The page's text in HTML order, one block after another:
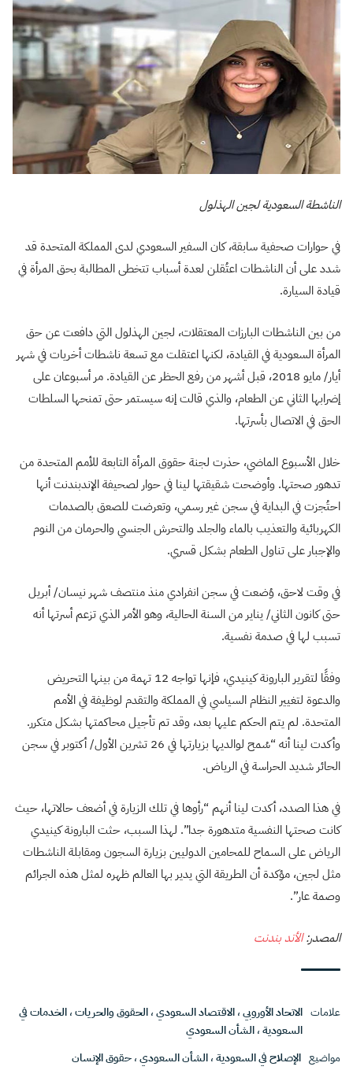
الناشطة السعودية لجين الهذلول
في حوارات صحفية سابقة، كان السفير السعودي لدى المملكة المتحدة قد
شدد على أن الناشطات اعتُقلن لعدة أسباب تتخطى المطالبة بحق المرأة في
قيادة السيارة.
من بين الناشطات البارزات المعتقلات، لجين الهذلول التي دافعت عن حق
المرأة السعودية في القيادة، لكنها اعتقلت مع تسعة ناشطات أخريات في شهر
أيار/ مايو 2018، قبل أشهر من رفع الحظر عن القيادة. مر أسبوعان على
إضرابها الثاني عن الطعام، والذي قالت إنه سيستمر حتى تمنحها السلطات
الحق في الاتصال بأسرتها.
خلال الأسبوع الماضي، حذرت لجنة حقوق المرأة التابعة للأمم المتحدة من
تدهور صحتها. وأوضحت شقيقتها لينا في حوار لصحيفة الإندبندنت أنها
احتُجزت في البداية في سجن غير رسمي، وتعرضت للصعق بالصدمات
الكهربائية والتعذيب بالماء والجلد والتحرش الجنسي والحرمان من النوم
والإجبار على تناول الطعام بشكل قسري.
في وقت لاحق، وُضعت في سجن انفرادي منذ منتصف شهر نيسان/ أبريل
حتى كانون الثاني/ يناير من السنة الحالية، وهو الأمر الذي تزعم أسرتها أنه
تسبب لها في صدمة نفسية.
وفقًا لتقرير البارونة كينيدي، فإنها تواجه 12 تهمة من بينها التحريض
والدعوة لتغيير النظام السياسي في المملكة والتقدم لوظيفة في الأمم
المتحدة. لم يتم الحكم عليها بعد، وقد تم تأجيل محاكمتها بشكل متكرر.
وأكدت لينا أنه “سُمح لوالديها بزيارتها في 26 تشرين الأول/ أكتوبر في سجن
الحائر شديد الحراسة في الرياض.
في هذا الصدد، أكدت لينا أنهم “رأوها في تلك الزيارة في أضعف حالاتها، حيث
كانت صحتها النفسية متدهورة جدا”. لهذا السبب، حثت البارونة كينيدي
الرياض على السماح للمحامين الدوليين بزيارة السجون ومقابلة الناشطات
مثل لجين، مؤكدة أن الطريقة التي يدير بها العالم ظهره لمثل هذه الجرائم
وصمة عار”.
المصدر:الأند بندنت
علامات الاتحاد الأوروبي،الاقتصاد السعودي،الحقوق والحريات،الخدمات في
السعودية،الشأن السعودي
مواضيع الإصلاح في السعودية،الشأن السعودي،حقوق الإنسان